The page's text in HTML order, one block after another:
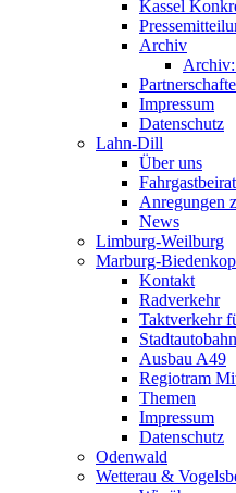
Kassel
Archiv
Archiv:
Impressum
Datenschutz
Lahn-Dill
Über uns
Fahrgastbeirat
Anregungen
News
Limburg-Weilburg
Marburg-
Kontakt
Radverkehr
Taktverkehr
Stadtautobahn
Ausbau A49
Regiotram
Themen
Impressum
Datenschutz
Odenwald
Wetterau &